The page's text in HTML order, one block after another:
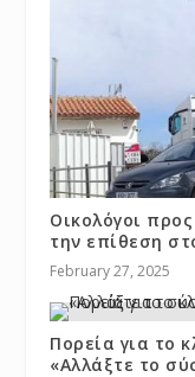
Οικολόγοι
την επίθεση
February 27, 2025
Πορεία για το
«Αλλάξτε το